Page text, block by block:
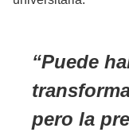
Puede
pero la